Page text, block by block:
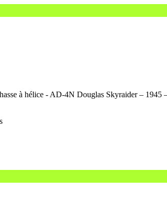
à hélice - AD-4N Douglas Skyraider –